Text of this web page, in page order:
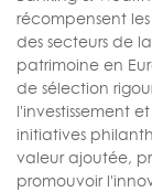
récompensent
des secteurs de
patrimoine en
de sélection
l'investissement
initiatives
valeur ajoutée,
promouvoir